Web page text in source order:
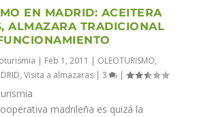
EN MADRID: ACEITERA
ALMAZARA TRADICIONAL
| Feb 1, 2011 | OLEOTURISMO,
,Visita a almazaras |3 |
madrileña es quizá la